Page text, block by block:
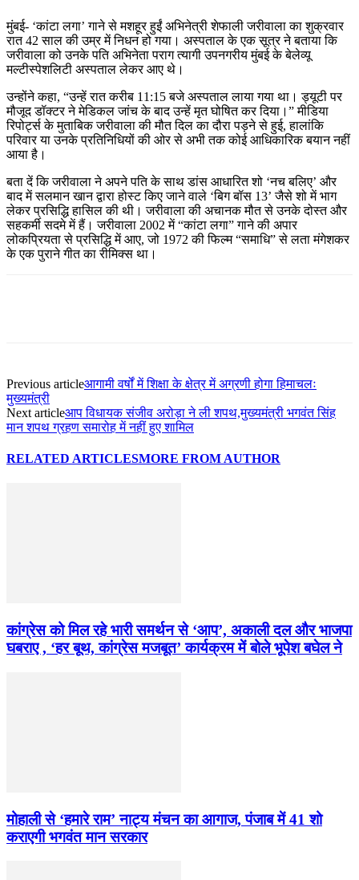
मुंबई- ‘कांटा लगा’ गाने से मशहूर हुईं अभिनेत्री शेफाली जरीवाला का शुक्रवार
रात 42 साल की उम्र में निधन हो गया। अस्पताल के एक सूत्र ने बताया कि
जरीवाला को उनके पति अभिनेता पराग त्यागी उपनगरीय मुंबई के बेलेव्यू
मल्टीस्पेशलिटी अस्पताल लेकर आए थे।
उन्होंने कहा, “उन्हें रात करीब 11:15 बजे अस्पताल लाया गया था। ड्यूटी पर
मौजूद डॉक्टर ने मेडिकल जांच के बाद उन्हें मृत घोषित कर दिया।” मीडिया
रिपोर्ट्स के मुताबिक जरीवाला की मौत दिल का दौरा पड़ने से हुई, हालांकि
परिवार या उनके प्रतिनिधियों की ओर से अभी तक कोई आधिकारिक बयान नहीं
आया है।
बता दें कि जरीवाला ने अपने पति के साथ डांस आधारित शो ‘नच बलिए’ और
बाद में सलमान खान द्वारा होस्ट किए जाने वाले ‘बिग बॉस 13’ जैसे शो में भाग
लेकर प्रसिद्धि हासिल की थी। जरीवाला की अचानक मौत से उनके दोस्त और
सहकर्मी सदमे में हैं। जरीवाला 2002 में “कांटा लगा” गाने की अपार
लोकप्रियता से प्रसिद्धि में आए, जो 1972 की फिल्म “समाधि” से लता मंगेशकर
के एक पुराने गीत का रीमिक्स था।
Previous articleआगामी वर्षों में शिक्षा के क्षेत्र में अग्रणी होगा हिमाचलः
मुख्यमंत्री
Next articleआप विधायक संजीव अरोड़ा ने ली शपथ,मुख्यमंत्री भगवंत सिंह
मान शपथ ग्रहण समारोह में नहीं हुए शामिल
RELATED ARTICLESMORE FROM AUTHOR
कांग्रेस को मिल रहे भारी समर्थन से ‘आप’, अकाली दल और भाजपा
घबराए , ‘हर बूथ, कांग्रेस मजबूत’ कार्यक्रम में बोले भूपेश बघेल ने
मोहाली से ‘हमारे राम’ नाट्य मंचन का आगाज, पंजाब में 41 शो
कराएगी भगवंत मान सरकार